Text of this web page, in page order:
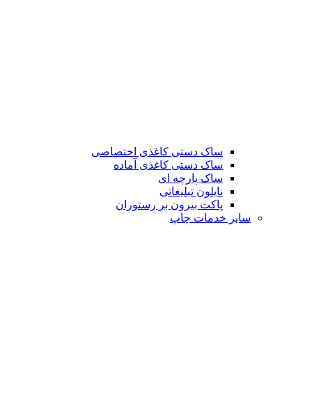
ساک دستی کاغذی اختصاصی
ساک دستی کاغذی آماده
ساک پارچه ای
نایلون تبلیغاتی
پاکت بیرون بر رستوران
سایر خدمات چاپ